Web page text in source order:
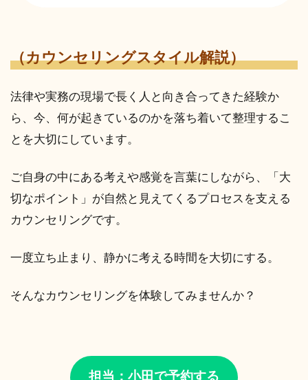
（カウンセリングスタイル解説）
法律や実務の現場で長く人と向き合ってきた経験か
ら、今、何が起きているのかを落ち着いて整理するこ
とを大切にしています。
ご自身の中にある考えや感覚を言葉にしながら、「大
切なポイント」が自然と見えてくるプロセスを支える
カウンセリングです。
一度立ち止まり、静かに考える時間を大切にする。
そんなカウンセリングを体験してみませんか？
担当：小田で予約する